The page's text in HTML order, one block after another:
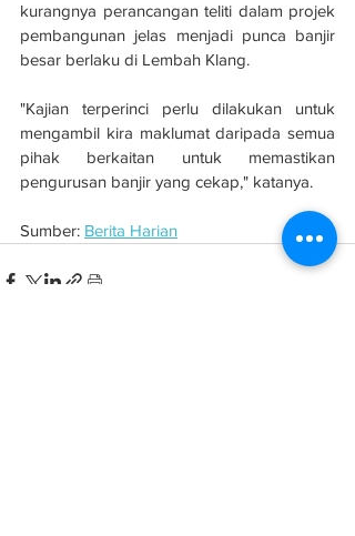
kurangnya perancangan teliti dalam projek
pembangunan jelas menjadi punca banjir
besar berlaku di Lembah Klang.
"Kajian terperinci perlu dilakukan untuk
mengambil kira maklumat daripada semua
pihak berkaitan untuk memastikan
pengurusan banjir yang cekap," katanya.
Sumber: Berita Harian